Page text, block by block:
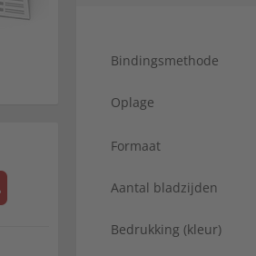
Bindingsmethode
Oplage
Formaat
Aantal bladzijden
Bedrukking (kleur)